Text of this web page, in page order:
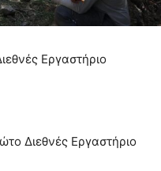
Εργαστήριο
Διεθνές Εργαστήριο